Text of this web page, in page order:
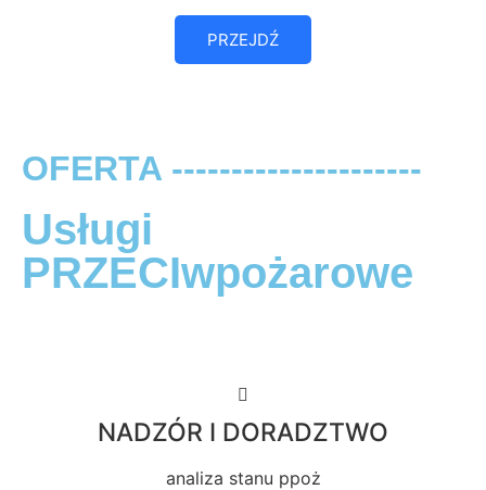
PRZEJDŹ
OFERTA ---------------------
Usługi
PRZECIwpożarowe
NADZÓR I DORADZTWO
analiza stanu ppoż